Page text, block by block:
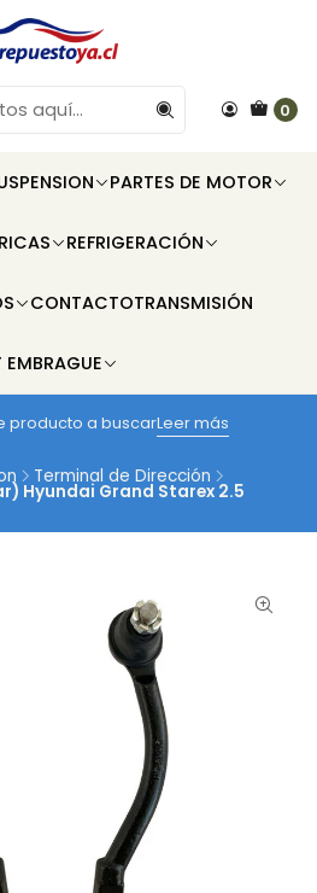
0
PARTES DE MOTOR
REFRIGERACIÓN
CONTACTOTRANSMISIÓN
EMBRAGUE
producto a buscarLeer más
Terminal de Dirección
Hyundai Grand Starex 2.5